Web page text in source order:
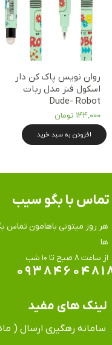
★★
روان نویس پاک کن دار
اسکول فنز مدل ربات
Dude- Robot
۱۴۴,۰۰۰ تومان
افزودن به سبد خرید
هر روز میتونی باهامون تماس
ها
​​​​​​​از ساعت ۸ صبح تا ۱۰ شب
تماس​​​​​​​ با بگو سیب
لینک های مفید
سامانه رهگیری ارسال (